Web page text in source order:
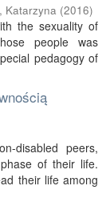
Katarzyna (2016)
the sexuality of
people was
pedagogy of
disabled peers,
of their life.
their life among